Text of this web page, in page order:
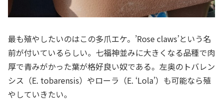
最も殖やしたいのはこの多爪エケ。’Rose claws’という名
前が付いているらしい。七福神並みに大きくなる品種で肉
厚で青みがかった葉が格好良い奴である。左奥のトバレン
シス（E. tobarensis）やローラ（E. ‘Lola’）も可能なら殖
やしていきたい。